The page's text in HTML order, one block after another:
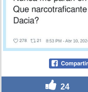
24